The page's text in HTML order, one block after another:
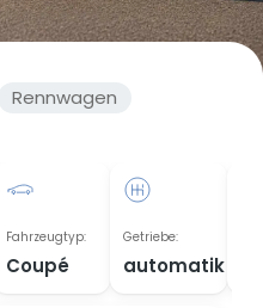
Rennwagen
Fahrzeugtyp:
Coupé
Getriebe:
automatik